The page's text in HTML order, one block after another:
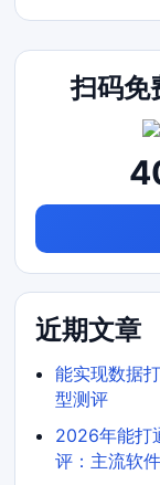
扫码免
近期文章
能实现数据
型测评
2026年能打
评：主流软